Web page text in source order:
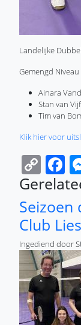
Landelijke
Gemengd
Ainara
Stan van
Tim van
Klik hier voor
Link
Club
Ingediend door